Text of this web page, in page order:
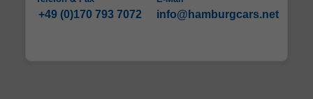
+49 (0)170 793 7072 info@hamburgcars.net